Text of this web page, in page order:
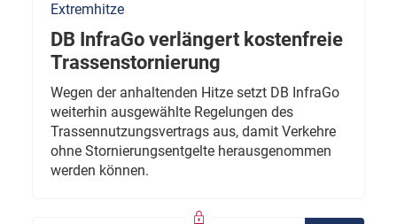
Extremhitze
DB InfraGo verlängert kostenfreie
Trassenstornierung
Wegen der anhaltenden Hitze setzt DB InfraGo
weiterhin ausgewählte Regelungen des
Trassennutzungsvertrags aus, damit Verkehre
ohne Stornierungsentgelte herausgenommen
werden können.